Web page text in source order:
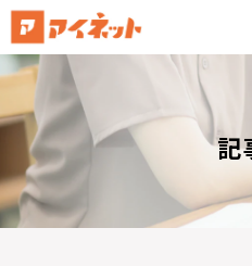
選ばれる理由
導入について
サポートについて
記